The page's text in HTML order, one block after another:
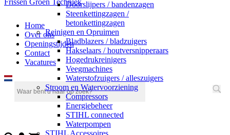
Frissen Groen Techniek
Home
Over ons
Openingstijden
Contact
Vacatures
Doorslijpers / bandenzagen
Steenkettingzagen /
betonkettingzagen
Reinigen en Opruimen
Bladblazers / bladzuigers
Hakselaars / houtversnipperaars
Hogedrukreinigers
Veegmachines
Waterstofzuigers / alleszuigers
Stroom en Watervoorziening
Compressors
Energiebeheer
STIHL connected
Waterpompen
STIHL Accessoires